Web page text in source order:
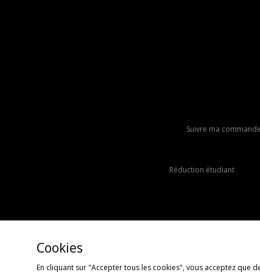
Suivre ma commande
Réduction étudiant
Cookies
En cliquant sur "Accepter tous les cookies", vous acceptez que